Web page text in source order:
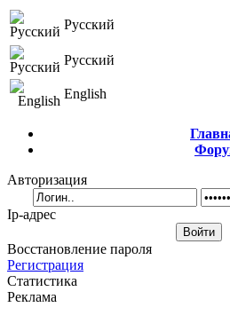
Русский
Русский
English
Авторизация
Ip-адрес
Восстановление пароля
Регистрация
Статистика
Реклама